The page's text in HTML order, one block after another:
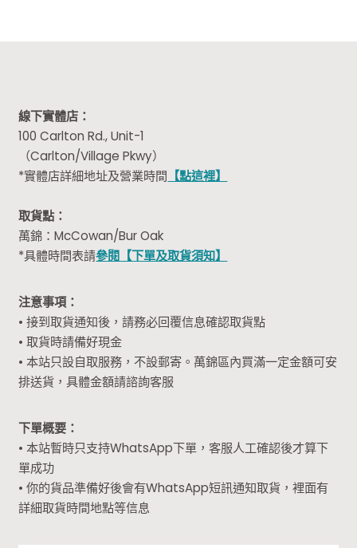
線下實體店：
100 Carlton Rd., Unit-1
（Carlton/Village Pkwy）
*實體店詳細地址及營業時間 【點這裡】
取貨點：
萬錦：McCowan/Bur Oak
*具體時間表請參閱【下單及取貨須知】
注意事項：
• 接到取貨通知後，請務必回覆信息確認取貨點
• 取貨時請備好現金
• 本站只設自取服務，不設郵寄。萬錦區內買滿一定金額可安
排送貨，具體金額請諮詢客服
下單概要：
• 本站暫時只支持WhatsApp下單，客服人工確認後才算下
單成功
• 你的貨品準備好後會有WhatsApp短訊通知取貨，裡面有
詳細取貨時間地點等信息